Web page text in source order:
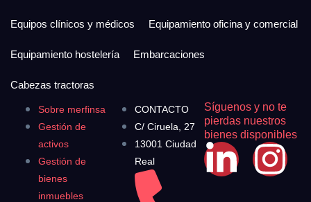
Sobre merfinsa
Gestión de
activos
Gestión de
bienes
inmuebles
CONTACTO
C/ Ciruela, 27
13001 Ciudad
Real
Síguenos y no te
pierdas nuestros
bienes disponibles
Equipos clínicos y médicos Equipamiento oficina y comercial
Equipamiento hostelería Embarcaciones
Cabezas tractoras